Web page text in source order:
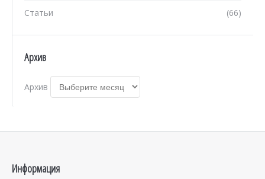
(66)
Статьи
Архив
Архив
Информация